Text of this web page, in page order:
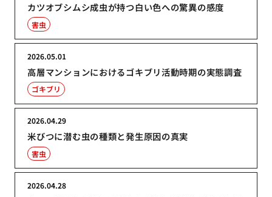
カツオブシムシ成虫が持つ白い色への驚異の感度
害虫
高層マンションにおけるゴキブリ活動時期の実態調査
2026.05.01
ゴキブリ
米びつに潜む虫の種類と発生原因の真実
2026.04.29
害虫
2026.04.28